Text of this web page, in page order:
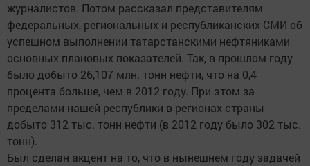
журналистов. Потом рассказал представителям
федеральных, региональных и республиканских СМИ об
успешном выполнении татарстанскими нефтяниками
основных плановых показателей. Так, в прошлом году
было добыто 26,107 млн. тонн нефти, что на 0,4
процента больше, чем в 2012 году. При этом за
пределами нашей республики в регионах страны
добыто 312 тыс. тонн нефти (в 2012 году было 302 тыс.
тонн).
Был сделан акцент на то, что в нынешнем году задачей